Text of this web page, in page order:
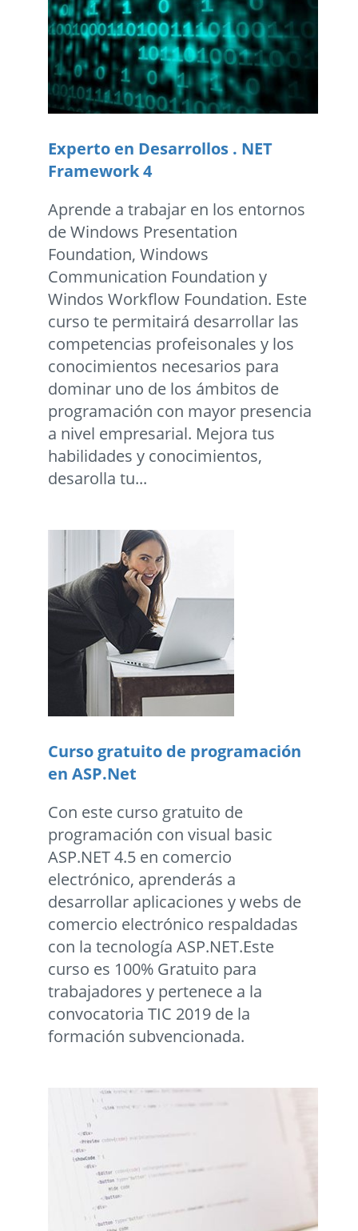
Experto en Desarrollos . NET
Framework 4
Aprende a trabajar en los entornos
de Windows Presentation
Foundation, Windows
Communication Foundation y
Windos Workflow Foundation. Este
curso te permitairá desarrollar las
competencias profeisonales y los
conocimientos necesarios para
dominar uno de los ámbitos de
programación con mayor presencia
a nivel empresarial. Mejora tus
habilidades y conocimientos,
desarolla tu...
Curso gratuito de programación
en ASP.Net
Con este curso gratuito de
programación con visual basic
ASP.NET 4.5 en comercio
electrónico, aprenderás a
desarrollar aplicaciones y webs de
comercio electrónico respaldadas
con la tecnología ASP.NET.Este
curso es 100% Gratuito para
trabajadores y pertenece a la
convocatoria TIC 2019 de la
formación subvencionada.